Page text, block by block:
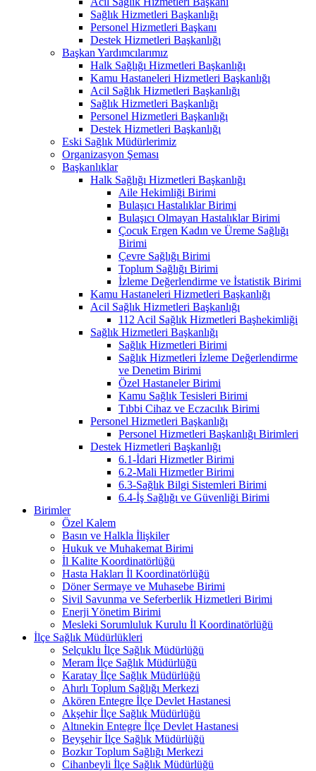
Sağlık Hizmetleri Başkanlığı
Personel Hizmetleri Başkanı
Destek Hizmetleri Başkanlığı
Başkan Yardımcılarımız
Halk Sağlığı Hizmetleri Başkanlığı
Kamu Hastaneleri Hizmetleri Başkanlığı
Acil Sağlık Hizmetleri Başkanlığı
Sağlık Hizmetleri Başkanlığı
Personel Hizmetleri Başkanlığı
Destek Hizmetleri Başkanlığı
Eski Sağlık Müdürlerimiz
Organizasyon Şeması
Başkanlıklar
Halk Sağlığı Hizmetleri Başkanlığı
Aile Hekimliği Birimi
Bulaşıcı Hastalıklar Birimi
Bulaşıcı Olmayan Hastalıklar Birimi
Çocuk Ergen Kadın ve Üreme Sağlığı
Birimi
Çevre Sağlığı Birimi
Toplum Sağlığı Birimi
İzleme Değerlendirme ve İstatistik Birimi
Kamu Hastaneleri Hizmetleri Başkanlığı
Acil Sağlık Hizmetleri Başkanlığı
112 Acil Sağlık Hizmetleri Başhekimliği
Sağlık Hizmetleri Başkanlığı
Sağlık Hizmetleri Birimi
Sağlık Hizmetleri İzleme Değerlendirme
ve Denetim Birimi
Özel Hastaneler Birimi
Kamu Sağlık Tesisleri Birimi
Tıbbi Cihaz ve Eczacılık Birimi
Personel Hizmetleri Başkanlığı
Personel Hizmetleri Başkanlığı Birimleri
Destek Hizmetleri Başkanlığı
6.1-İdari Hizmetler Birimi
6.2-Mali Hizmetler Birimi
6.3-Sağlık Bilgi Sistemleri Birimi
6.4-İş Sağlığı ve Güvenliği Birimi
Birimler
Özel Kalem
Basın ve Halkla İlişkiler
Hukuk ve Muhakemat Birimi
İl Kalite Koordinatörlüğü
Hasta Hakları İl Koordinatörlüğü
Döner Sermaye ve Muhasebe Birimi
Sivil Savunma ve Seferberlik Hizmetleri Birimi
Enerji Yönetim Birimi
Mesleki Sorumluluk Kurulu İl Koordinatörlüğü
İlçe Sağlık Müdürlükleri
Selçuklu İlçe Sağlık Müdürlüğü
Meram İlçe Sağlık Müdürlüğü
Karatay İlçe Sağlık Müdürlüğü
Ahırlı Toplum Sağlığı Merkezi
Akören Entegre İlçe Devlet Hastanesi
Akşehir İlçe Sağlık Müdürlüğü
Altınekin Entegre İlçe Devlet Hastanesi
Beyşehir İlçe Sağlık Müdürlüğü
Bozkır Toplum Sağlığı Merkezi
Cihanbeyli İlçe Sağlık Müdürlüğü